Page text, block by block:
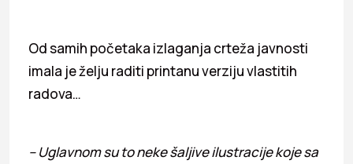
Od samih početaka izlaganja crteža javnosti
imala je želju raditi printanu verziju vlastitih
radova…
– Uglavnom su to neke šaljive ilustracije koje sa